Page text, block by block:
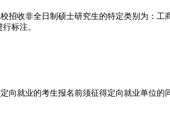
收非全日制硕士研究生的特定类别为：工
标注。
向就业的考生报名前须征得定向就业单位